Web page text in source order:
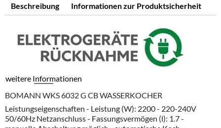
Beschreibung Informationen zur Produktsicherheit
weitere Informationen
BOMANN WKS 6032 G CB WASSERKOCHER
Leistungseigenschaften - Leistung (W): 2200 - 220-240V
50/60Hz Netzanschluss - Fassungsvermögen (l): 1.7 -